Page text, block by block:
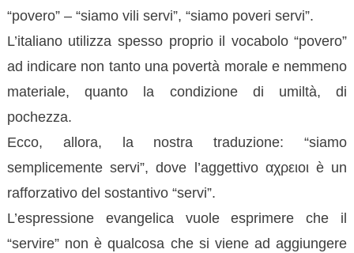
“povero” – “siamo vili servi”, “siamo poveri servi”.
L’italiano utilizza spesso proprio il vocabolo “povero”
ad indicare non tanto una povertà morale e nemmeno
materiale, quanto la condizione di umiltà, di
pochezza.
Ecco, allora, la nostra traduzione: “siamo
semplicemente servi”, dove l’aggettivo αχρειοι è un
rafforzativo del sostantivo “servi”.
L’espressione evangelica vuole esprimere che il
“servire” non è qualcosa che si viene ad aggiungere